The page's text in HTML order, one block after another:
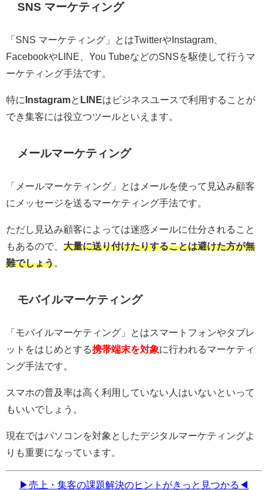
SNS マーケティング
「SNS マーケティング」とはTwitterやInstagram、
FacebookやLINE、You TubeなどのSNSを駆使して行うマ
ーケティング手法です。
特に Instagramと LINEはビジネスユースで利用することが
でき集客には役立つツールといえます。
メールマーケティング
「メールマーケティング」とはメールを使って見込み顧客
にメッセージを送るマーケティング手法です。
ただし見込み顧客によっては迷惑メールに仕分されること
もあるので、 大量に送り付けたりすることは避けた方が無
難でしょう
モバイルマーケティング
「モバイルマーケティング」とはスマートフォンやタブレ
ットをはじめとする携帯端末を対象に行われるマーケティ
ング手法です。
スマホの普及率は高く利用していない人はいないといって
もいいでしょう。
現在ではパソコンを対象としたデジタルマーケティングよ
りも重要になっています。
▶売上・集客の課題解決のヒントがきっと見つかる◀